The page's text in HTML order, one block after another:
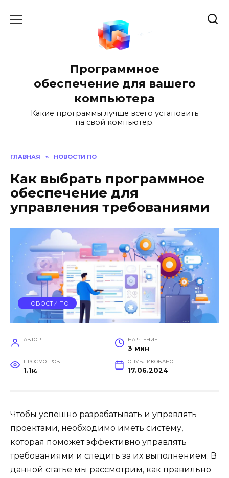
Программное
обеспечение для вашего
компьютера
Какие программы лучше всего установить
на свой компьютер.
ГЛАВНАЯ » НОВОСТИ ПО
Как выбрать программное
обеспечение для
управления требованиями
НОВОСТИ ПО
АВТОР НА ЧТЕНИЕ
3 мин
ПРОСМОТРОВ
1.1к.
ОПУБЛИКОВАНО
17.06.2024
Чтобы успешно разрабатывать и управлять
проектами, необходимо иметь систему,
которая поможет эффективно управлять
требованиями и следить за их выполнением. В
данной статье мы рассмотрим, как правильно